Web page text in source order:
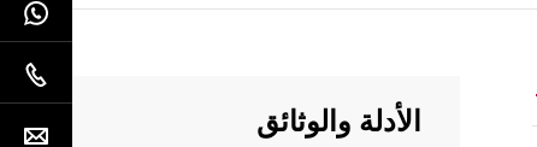
الأدلة والوثائق